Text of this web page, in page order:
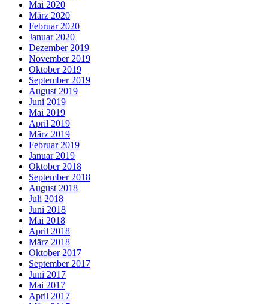
Mai 2020
März 2020
Februar 2020
Januar 2020
Dezember 2019
November 2019
Oktober 2019
September 2019
August 2019
Juni 2019
Mai 2019
April 2019
März 2019
Februar 2019
Januar 2019
Oktober 2018
September 2018
August 2018
Juli 2018
Juni 2018
Mai 2018
April 2018
März 2018
Oktober 2017
September 2017
Juni 2017
Mai 2017
April 2017